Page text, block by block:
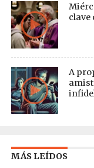
clave
A
MÁS LEÍDOS